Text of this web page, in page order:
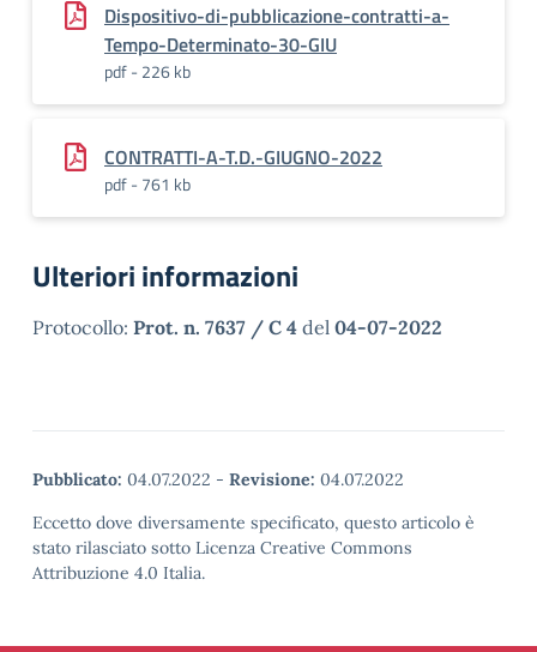
Dispositivo-di-pubblicazione-contratti-a-
Tempo-Determinato-30-GIU
pdf - 226 kb
CONTRATTI-A-T.D.-GIUGNO-2022
pdf - 761 kb
Ulteriori informazioni
Protocollo: Prot. n. 7637 / C 4 del 04-07-2022
Pubblicato: 04.07.2022 - Revisione: 04.07.2022
Eccetto dove diversamente specificato, questo articolo è
stato rilasciato sotto Licenza Creative Commons
Attribuzione 4.0 Italia.